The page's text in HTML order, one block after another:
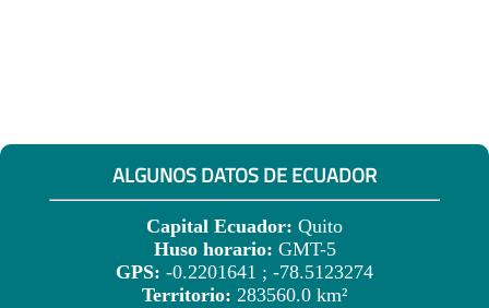
ALGUNOS DATOS DE ECUADOR
Capital Ecuador: Quito
Huso horario: GMT-5
GPS: -0.2201641 ; -78.5123274
Territorio: 283560.0 km²